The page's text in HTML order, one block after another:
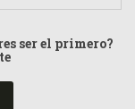
ser el primero?